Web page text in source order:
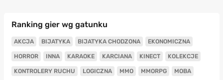
Ranking gier wg gatunku
AKCJA BIJATYKA BIJATYKA CHODZONA EKONOMICZNA
HORROR INNA KARAOKE KARCIANA KINECT KOLEKCJE
KONTROLERY RUCHU LOGICZNA MMO MMORPG MOBA